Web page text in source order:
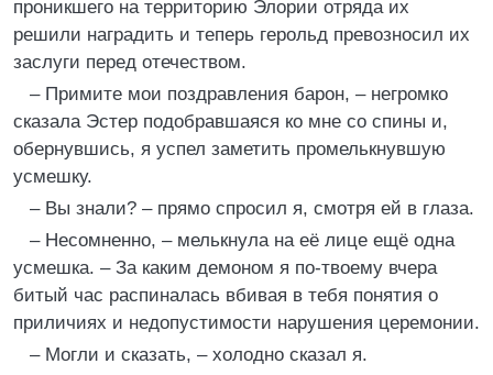
проникшего на территорию Элории отряда их
решили наградить и теперь герольд превозносил их
заслуги перед отечеством.
– Примите мои поздравления барон, – негромко
сказала Эстер подобравшаяся ко мне со спины и,
обернувшись, я успел заметить промелькнувшую
усмешку.
– Вы знали? – прямо спросил я, смотря ей в глаза.
– Несомненно, – мелькнула на её лице ещё одна
усмешка. – За каким демоном я по-твоему вчера
битый час распиналась вбивая в тебя понятия о
приличиях и недопустимости нарушения церемонии.
– Могли и сказать, – холодно сказал я.